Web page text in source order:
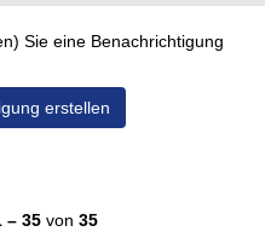
Sie eine Benachrichtigung
erstellen
– 35 von 35